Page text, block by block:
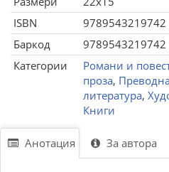
ISBN
9789543219742
Баркод
9789543219742
Категории
Романи и
проза,
литература,
Книги
Анотация За автора